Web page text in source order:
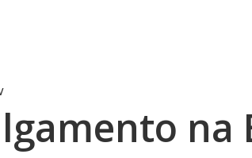
na